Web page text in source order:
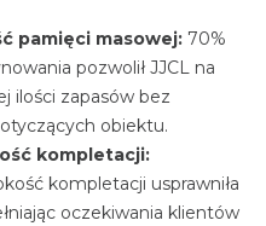
pamięci masowej: 70%
pozwolił JJCL na
ilości zapasów bez
obiektu.
kompletacji:
kompletacji usprawniła
oczekiwania klientów